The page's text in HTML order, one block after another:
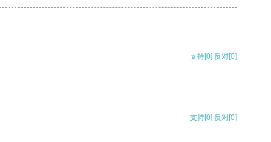
支持[0] 反对[0]
支持[0] 反对[0]